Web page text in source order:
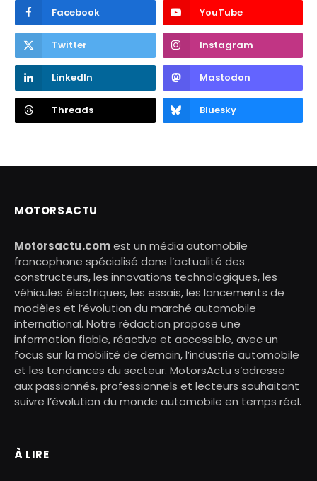
Facebook YouTube
Twitter Instagram
LinkedIn Mastodon
Threads Bluesky
MOTORSACTU
Motorsactu.comest un média automobile
francophone spécialisé dans l’actualité des
constructeurs, les innovations technologiques, les
véhicules électriques, les essais, les lancements de
modèles et l’évolution du marché automobile
international. Notre rédaction propose une
information fiable, réactive et accessible, avec un
focus sur la mobilité de demain, l’industrie automobile
et les tendances du secteur. MotorsActu s’adresse
aux passionnés, professionnels et lecteurs souhaitant
suivre l’évolution du monde automobile en temps réel.
À LIRE